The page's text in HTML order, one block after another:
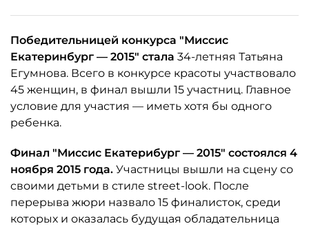
Победительницей конкурса "Миссис
Екатеринбург — 2015" стала 34-летняя Татьяна
Егумнова. Всего в конкурсе красоты участвовало
45 женщин, в финал вышли 15 участниц. Главное
условие для участия — иметь хотя бы одного
ребенка.
Финал "Миссис Екатерибург — 2015" состоялся 4
ноября 2015 года. Участницы вышли на сцену со
своими детьми в стиле street-look. После
перерыва жюри назвало 15 финалисток, среди
которых и оказалась будущая обладательница